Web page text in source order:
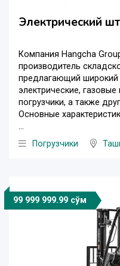
Электрический
Компания Hangcha
производитель
предлагающий широкий
электрические,
погрузчики, а также
Основные
...
Погрузчики
99 999 999.99 сўм